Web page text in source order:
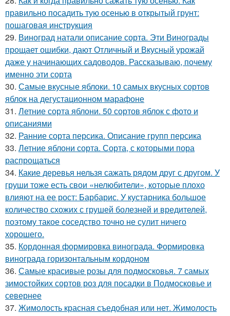
правильно посадить тую осенью в открытый грунт:
пошаговая инструкция
29. Виноград натали описание сорта. Эти Винограды
прощает ошибки, дают Отличный и Вкусный урожай
даже у начинающих садоводов. Рассказываю, почему
именно эти сорта
30. Самые вкусные яблоки. 10 самых вкусных сортов
яблок на дегустационном марафоне
31. Летние сорта яблони. 50 сортов яблок с фото и
описаниями
32. Ранние сорта персика. Описание групп персика
33. Летние яблони сорта. Сорта, с которыми пора
распрощаться
34. Какие деревья нельзя сажать рядом друг с другом. У
груши тоже есть свои «нелюбители», которые плохо
влияют на ее рост: Барбарис. У кустарника большое
количество схожих с грушей болезней и вредителей,
поэтому такое соседство точно не сулит ничего
хорошего.
35. Кордонная формировка винограда. Формировка
винограда горизонтальным кордоном
36. Самые красивые розы для подмосковья. 7 самых
зимостойких сортов роз для посадки в Подмосковье и
севернее
37. Жимолость красная съедобная или нет. Жимолость